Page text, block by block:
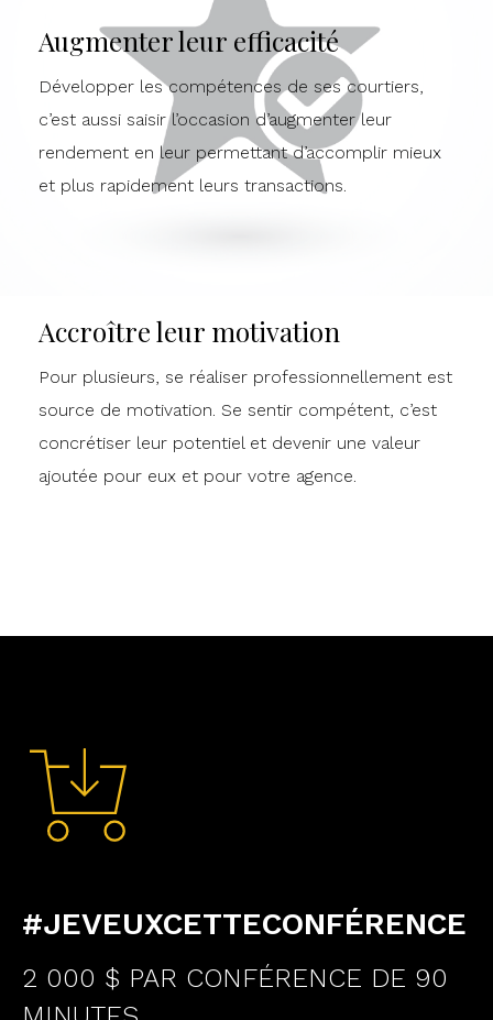
Augmenter leur efficacité
Développer les compétences de ses courtiers,
c’est aussi saisir l’occasion d’augmenter leur
rendement en leur permettant d’accomplir mieux
et plus rapidement leurs transactions.
Accroître leur motivation
Pour plusieurs, se réaliser professionnellement est
source de motivation. Se sentir compétent, c’est
concrétiser leur potentiel et devenir une valeur
ajoutée pour eux et pour votre agence.
#JEVEUXCETTECONFÉRENCE
2 000 $ PAR CONFÉRENCE DE 90